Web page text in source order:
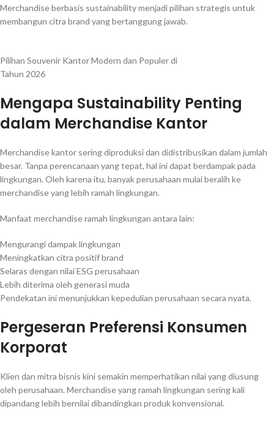
Merchandise berbasis sustainability menjadi pilihan strategis untuk
membangun citra brand yang bertanggung jawab.
Pilihan Souvenir Kantor Modern dan Populer di
Tahun 2026
Mengapa Sustainability Penting
dalam Merchandise Kantor
Merchandise kantor sering diproduksi dan didistribusikan dalam jumlah
besar. Tanpa perencanaan yang tepat, hal ini dapat berdampak pada
lingkungan. Oleh karena itu, banyak perusahaan mulai beralih ke
merchandise yang lebih ramah lingkungan.
Manfaat merchandise ramah lingkungan antara lain:
Mengurangi dampak lingkungan
Meningkatkan citra positif brand
Selaras dengan nilai ESG perusahaan
Lebih diterima oleh generasi muda
Pendekatan ini menunjukkan kepedulian perusahaan secara nyata.
Pergeseran Preferensi Konsumen
Korporat
Klien dan mitra bisnis kini semakin memperhatikan nilai yang diusung
oleh perusahaan. Merchandise yang ramah lingkungan sering kali
dipandang lebih bernilai dibandingkan produk konvensional.